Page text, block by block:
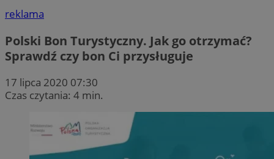
reklama
Polski Bon Turystyczny. Jak go otrzymać?
Sprawdź czy bon Ci przysługuje
17 lipca 2020 07:30
Czas czytania: 4 min.